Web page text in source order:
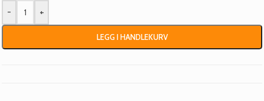
- +
LEGG I HANDLEKURV